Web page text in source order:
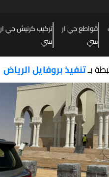
قواطع جي ار
سي
تركيب كرنيش جي ار
سي
بـتنفيذ بروفايل الرياض